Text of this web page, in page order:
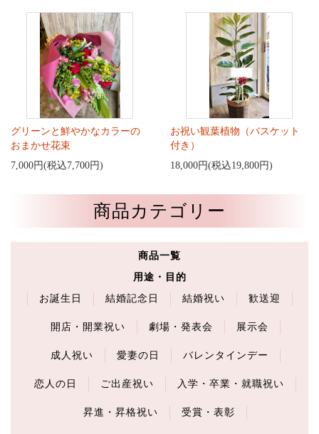
グリーンと鮮やかなカラーの
おまかせ花束
7,000円(税込7,700円)
お祝い観葉植物（バスケット
付き）
18,000円(税込19,800円)
商品カテゴリー
商品一覧
用途・目的
お誕生日
結婚記念日 結婚祝い 歓送迎
開店・開業祝い 劇場・発表会 展示会
成人祝い 愛妻の日 バレンタインデー
恋人の日 ご出産祝い 入学・卒業・就職祝い
昇進・昇格祝い 受賞・表彰